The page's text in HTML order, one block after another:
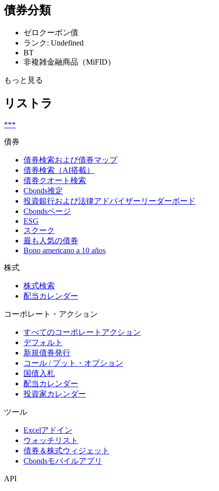
債券分類
ゼロクーポン債
ランク: Undefined
BT
非複雑金融商品（MiFID）
もっと見る
リストラ
***
債券
債券検索および債券マップ
債券検索（AI搭載）
債券クオート検索
Cbonds推定
投資銀行および法律アドバイザーリーダーボード
Cbondsページ
ESG
スクーク
最も人気の債券
Bono americano a 10 años
株式
株式検索
配当カレンダー
コーポレート・アクション
すべてのコーポレートアクション
デフォルト
新規債券発行
コール / プット・オプション
国債入札
配当カレンダー
投資家カレンダー
ツール
Excelアドイン
ウォッチリスト
債券＆株式ウィジェット
Cbondsモバイルアプリ
API